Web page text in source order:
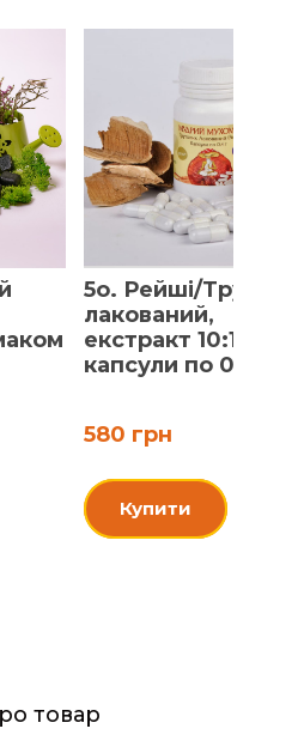
5o. Рейші/
лакований,
екстракт 10:1,
капсули по 0.4 г
580 грн
Купити
товар